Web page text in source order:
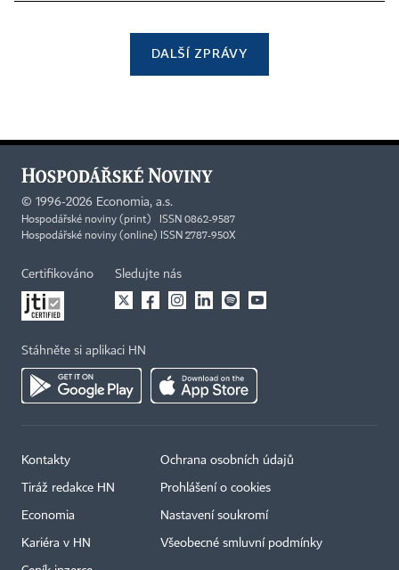
DALŠÍ ZPRÁVY
© 1996-2026 Economia, a.s.
Hospodářské noviny (print) ISSN 0862-9587
Hospodářské noviny (online) ISSN 2787-950X
Certifikováno Sledujte nás
Stáhněte si aplikaci HN
Kontakty
Tiráž redakce HN
Economia
Kariéra v HN
Ochrana osobních údajů
Prohlášení o cookies
Nastavení soukromí
Všeobecné smluvní podmínky